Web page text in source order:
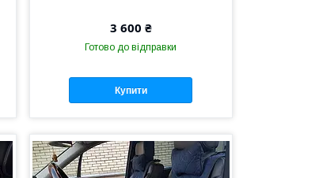
3 600 ₴
Готово до відправки
Купити